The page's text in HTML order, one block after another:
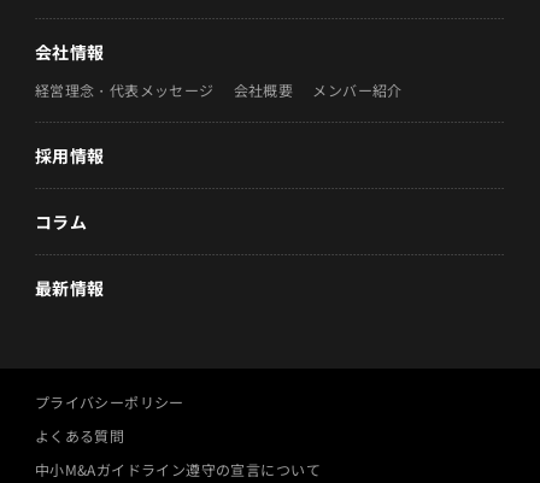
会社情報
経営理念・代表メッセージ 会社概要 メンバー紹介
採用情報
コラム
最新情報
プライバシーポリシー
よくある質問
中小M&Aガイドライン遵守の宣言について